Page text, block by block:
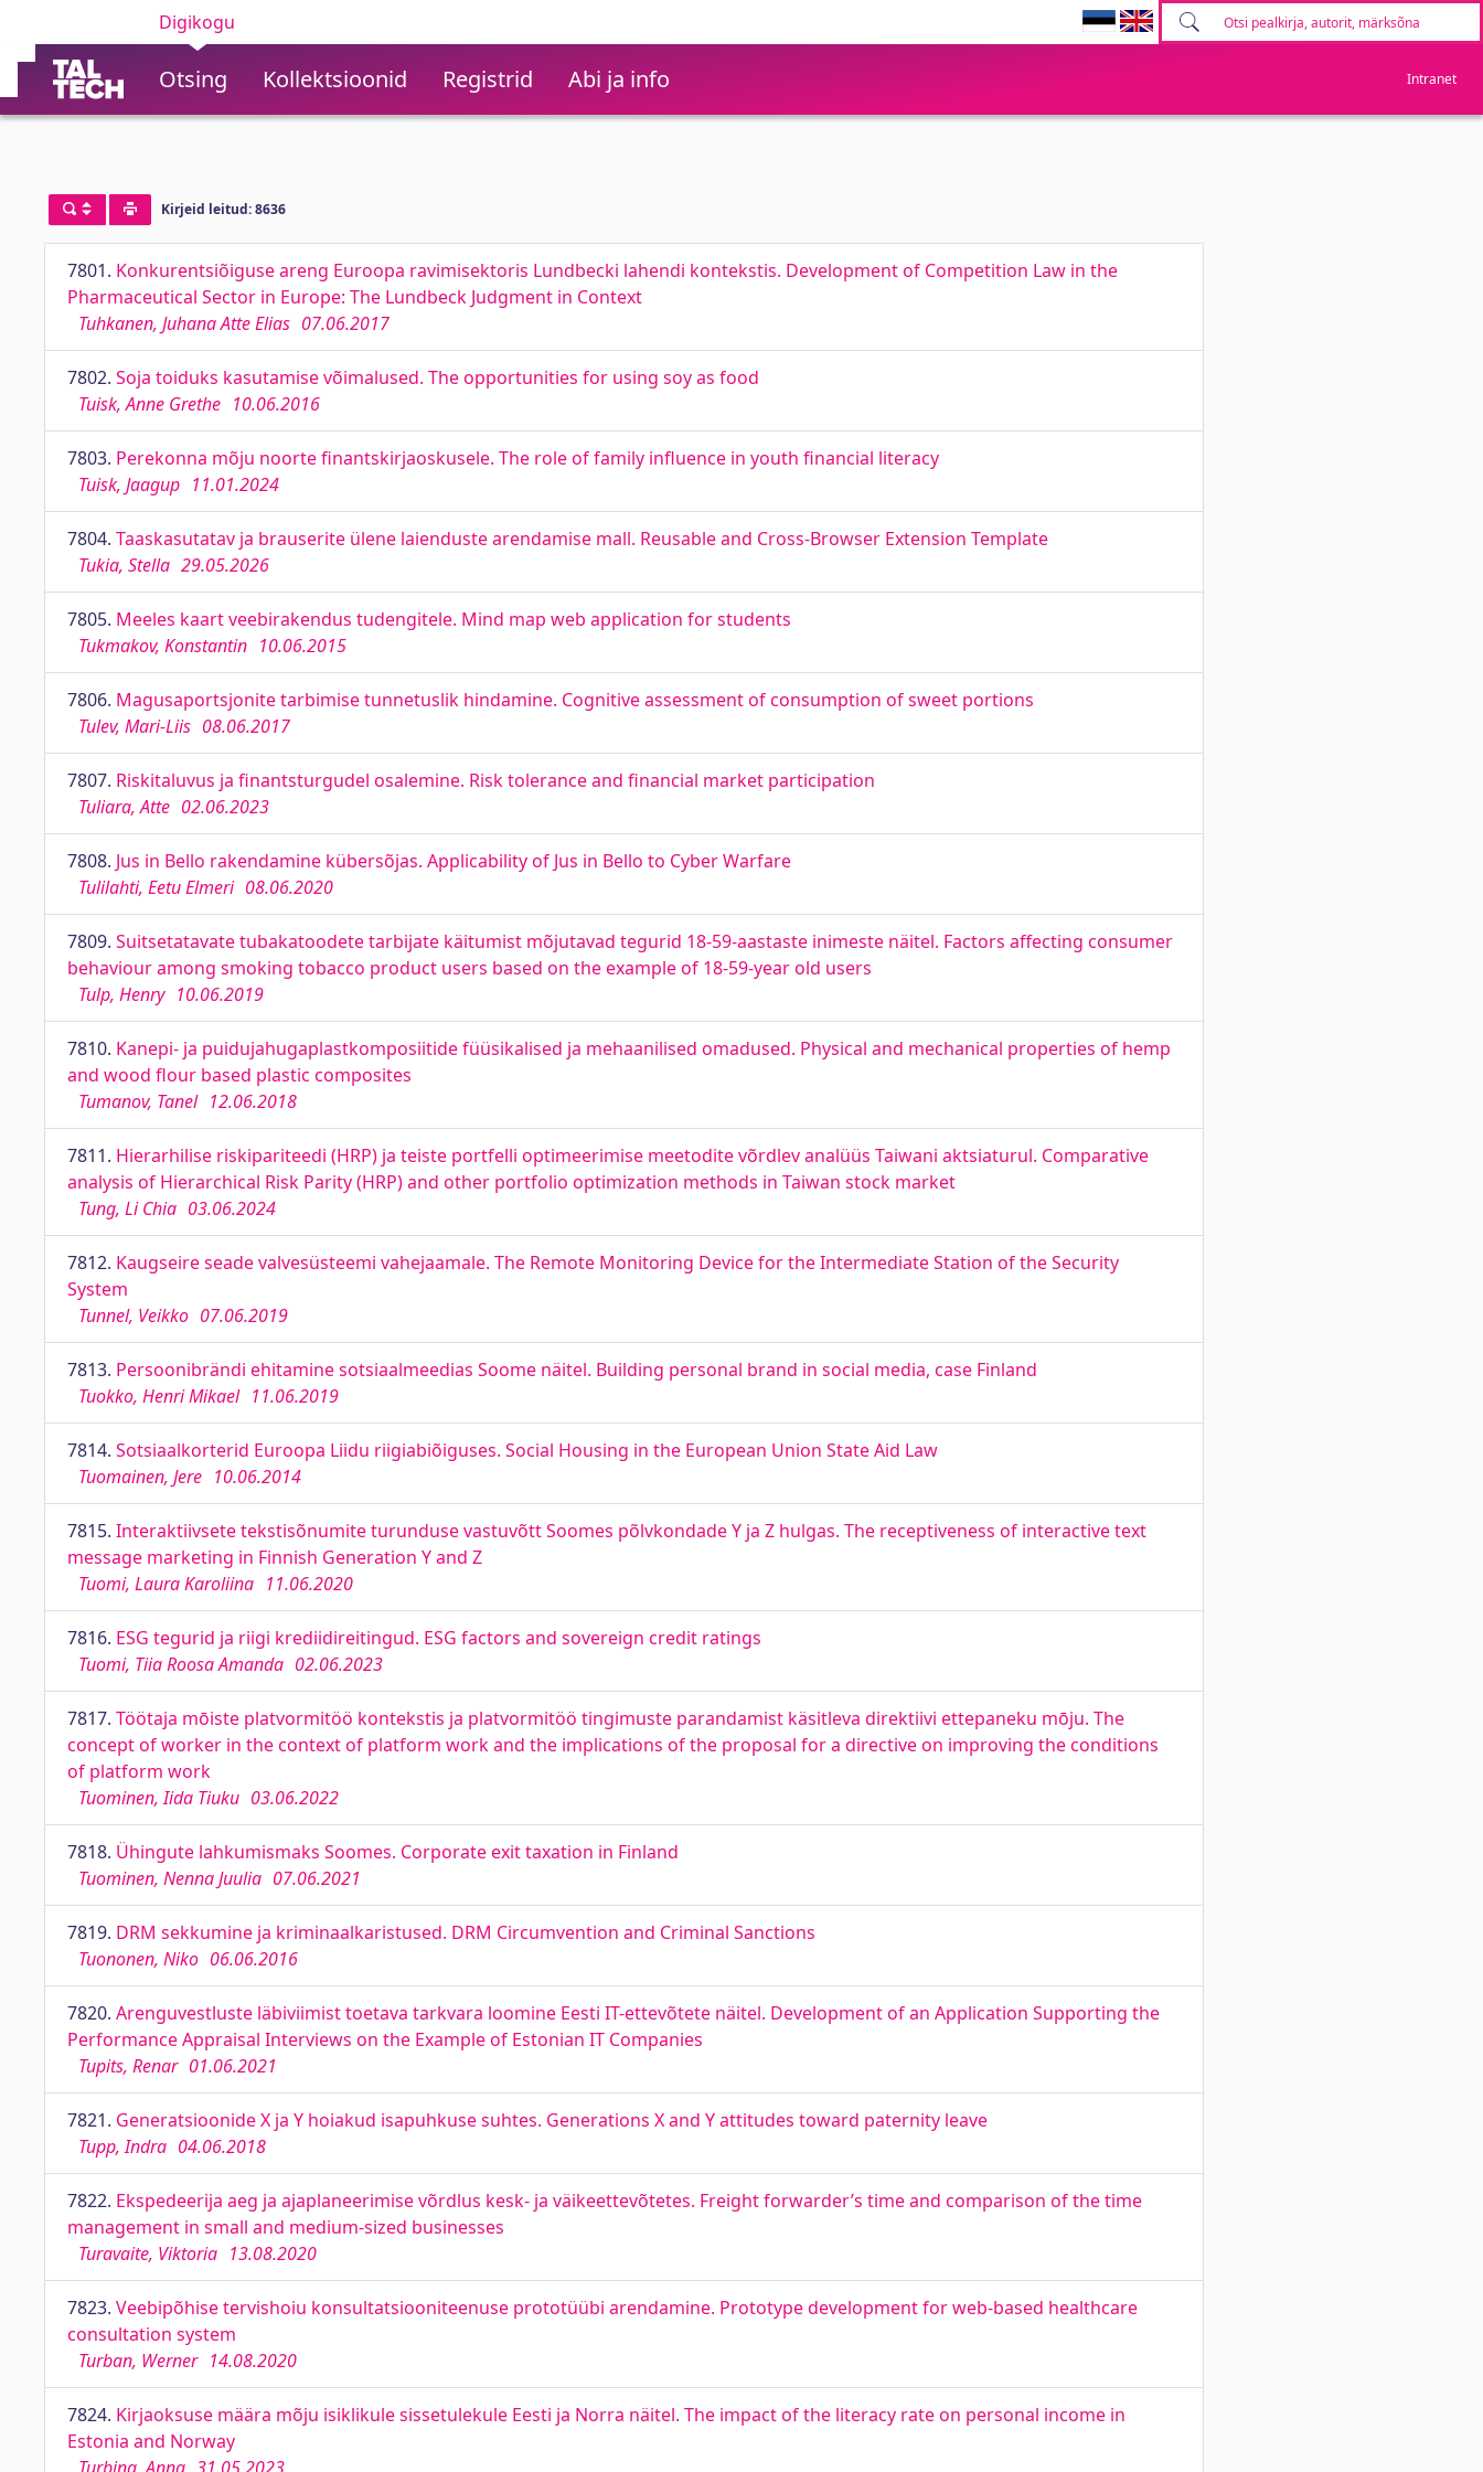
Digikogu
Otsing Kollektsioonid Registrid Abi ja info Intranet
Kirjeid leitud: 8636
7801. Konkurentsiõiguse areng Euroopa ravimisektoris Lundbecki lahendi kontekstis. Development of Competition Law in the
Pharmaceutical Sector in Europe: The Lundbeck Judgment in Context
Tuhkanen, Juhana Atte Elias 07.06.2017
7802. Soja toiduks kasutamise võimalused. The opportunities for using soy as food
Tuisk, Anne Grethe 10.06.2016
7803. Perekonna mõju noorte finantskirjaoskusele. The role of family influence in youth financial literacy
Tuisk, Jaagup 11.01.2024
7804. Taaskasutatav ja brauserite ülene laienduste arendamise mall. Reusable and Cross-Browser Extension Template
Tukia, Stella 29.05.2026
7805. Meeles kaart veebirakendus tudengitele. Mind map web application for students
Tukmakov, Konstantin 10.06.2015
7806. Magusaportsjonite tarbimise tunnetuslik hindamine. Cognitive assessment of consumption of sweet portions
Tulev, Mari-Liis 08.06.2017
7807. Riskitaluvus ja finantsturgudel osalemine. Risk tolerance and financial market participation
Tuliara, Atte 02.06.2023
7808. Jus in Bello rakendamine kübersõjas. Applicability of Jus in Bello to Cyber Warfare
Tulilahti, Eetu Elmeri 08.06.2020
7809. Suitsetatavate tubakatoodete tarbijate käitumist mõjutavad tegurid 18-59-aastaste inimeste näitel. Factors affecting consumer
behaviour among smoking tobacco product users based on the example of 18-59-year old users
Tulp, Henry 10.06.2019
7810. Kanepi- ja puidujahugaplastkomposiitide füüsikalised ja mehaanilised omadused. Physical and mechanical properties of hemp
and wood flour based plastic composites
Tumanov, Tanel 12.06.2018
7811. Hierarhilise riskipariteedi (HRP) ja teiste portfelli optimeerimise meetodite võrdlev analüüs Taiwani aktsiaturul. Comparative
analysis of Hierarchical Risk Parity (HRP) and other portfolio optimization methods in Taiwan stock market
Tung, Li Chia 03.06.2024
7812. Kaugseire seade valvesüsteemi vahejaamale. The Remote Monitoring Device for the Intermediate Station of the Security
System
Tunnel, Veikko 07.06.2019
7813. Persoonibrändi ehitamine sotsiaalmeedias Soome näitel. Building personal brand in social media, case Finland
Tuokko, Henri Mikael 11.06.2019
7814. Sotsiaalkorterid Euroopa Liidu riigiabiõiguses. Social Housing in the European Union State Aid Law
Tuomainen, Jere 10.06.2014
7815. Interaktiivsete tekstisõnumite turunduse vastuvõtt Soomes põlvkondade Y ja Z hulgas. The receptiveness of interactive text
message marketing in Finnish Generation Y and Z
Tuomi, Laura Karoliina 11.06.2020
7816. ESG tegurid ja riigi krediidireitingud. ESG factors and sovereign credit ratings
Tuomi, Tiia Roosa Amanda 02.06.2023
7817. Töötaja mōiste platvormitöö kontekstis ja platvormitöö tingimuste parandamist käsitleva direktiivi ettepaneku mōju. The
concept of worker in the context of platform work and the implications of the proposal for a directive on improving the conditions
of platform work
Tuominen, Iida Tiuku 03.06.2022
7818. Ühingute lahkumismaks Soomes. Corporate exit taxation in Finland
Tuominen, Nenna Juulia 07.06.2021
7819. DRM sekkumine ja kriminaalkaristused. DRM Circumvention and Criminal Sanctions
Tuononen, Niko 06.06.2016
7820. Arenguvestluste läbiviimist toetava tarkvara loomine Eesti IT-ettevõtete näitel. Development of an Application Supporting the
Performance Appraisal Interviews on the Example of Estonian IT Companies
Tupits, Renar 01.06.2021
7821. Generatsioonide X ja Y hoiakud isapuhkuse suhtes. Generations X and Y attitudes toward paternity leave
Tupp, Indra 04.06.2018
7822. Ekspedeerija aeg ja ajaplaneerimise võrdlus kesk- ja väikeettevõtetes. Freight forwarder’s time and comparison of the time
management in small and medium-sized businesses
Turavaite, Viktoria 13.08.2020
7823. Veebipõhise tervishoiu konsultatsiooniteenuse prototüübi arendamine. Prototype development for web-based healthcare
consultation system
Turban, Werner 14.08.2020
7824. Kirjaoksuse määra mõju isiklikule sissetulekule Eesti ja Norra näitel. The impact of the literacy rate on personal income in
Estonia and Norway